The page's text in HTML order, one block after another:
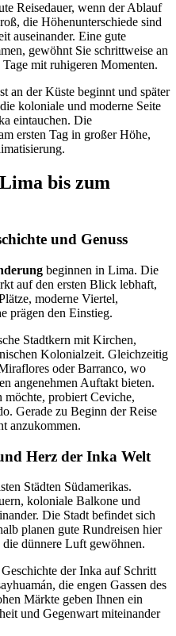
Reisedauer, wenn der Ablauf
die Höhenunterschiede sind
auseinander. Eine gute
gewöhnt Sie schrittweise an
mit ruhigeren Momenten.
an der Küste beginnt und später
koloniale und moderne Seite
eintauchen. Die
ersten Tag in großer Höhe,
bis zum
und Genuss
beginnen in Lima. Die
auf den ersten Blick lebhaft,
moderne Viertel,
prägen den Einstieg.
Stadtkern mit Kirchen,
Kolonialzeit. Gleichzeitig
oder Barranco, wo
angenehmen Auftakt bieten.
möchte, probiert Ceviche,
Gerade zu Beginn der Reise
anzukommen.
Herz der Inka Welt
Städten Südamerikas.
koloniale Balkone und
Die Stadt befindet sich
planen gute Rundreisen hier
dünnere Luft gewöhnen.
der Inka auf Schritt
die engen Gassen des
Märkte geben Ihnen ein
und Gegenwart miteinander